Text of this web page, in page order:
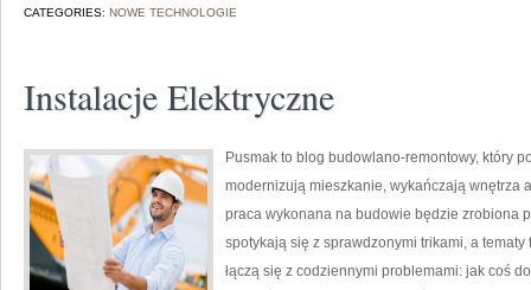
CATEGORIES: NOWE TECHNOLOGIE
Instalacje Elektryczne
Pusmak to blog budowlano-remontowy, który
modernizują mieszkanie, wykańczają wnętrza
praca wykonana na budowie będzie zrobiona
spotykają się z sprawdzonymi trikami, a
łączą się z codziennymi problemami: jak coś